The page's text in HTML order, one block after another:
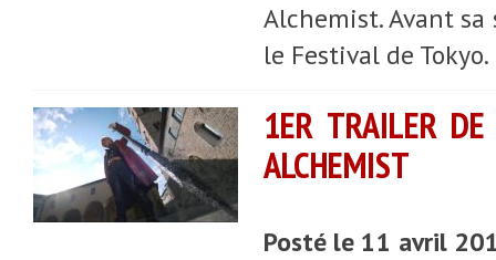
Alchemist. Avant
le Festival de
1ER TRAILER
ALCHEMIST
Posté le 11 avril